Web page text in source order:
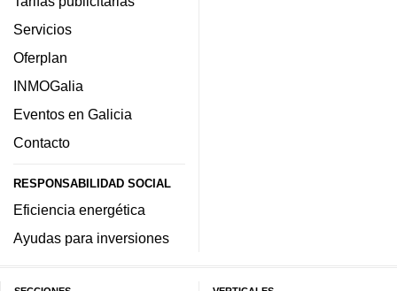
Servicios
Oferplan
INMOGalia
Eventos en Galicia
Contacto
RESPONSABILIDAD SOCIAL
Eficiencia energética
Ayudas para inversiones